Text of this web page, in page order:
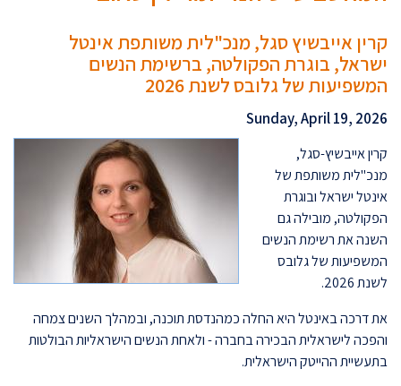
קרין אייבשיץ סגל, מנכ"לית משותפת אינטל
ישראל, בוגרת הפקולטה, ברשימת הנשים
המשפיעות של גלובס לשנת 2026
Sunday, April 19, 2026
קרין אייבשיץ-סגל,
מנכ"לית משותפת של
אינטל ישראל ובוגרת
הפקולטה, מובילה גם
השנה את רשימת הנשים
המשפיעות של גלובס
לשנת 2026.
את דרכה באינטל היא החלה כמהנדסת תוכנה, ובמהלך השנים צמחה
והפכה לישראלית הבכירה בחברה - ולאחת הנשים הישראליות הבולטות
בתעשיית ההייטק הישראלית.